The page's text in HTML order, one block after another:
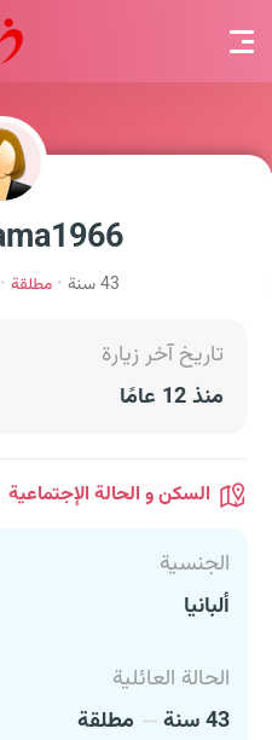
43 سنة مطلقة
تاريخ آخر زيارة
منذ 12 عامًا
السكن و الحالة الإجتماعية
الجنسية
ألبانيا
الحالة العائلية
43 سنة
مطلقة